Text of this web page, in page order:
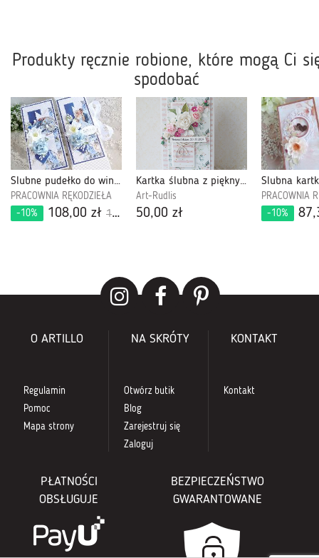
Produkty ręcznie robione, które mogą Ci
spodobać
Ślubne pudełko do wina i kartka 876
PRACOWNIA RĘKODZIEŁA
-10%
108,00 zł 120,00 zł
Kartka ślubna z pięknym bukietem v.2
Art-Rudlis
50,00 zł
PRACOWNIA
-10%
O ARTILLO
Regulamin
Pomoc
Mapa strony
NA SKRÓTY
Otwórz butik
Blog
Zarejestruj się
Zaloguj
KONTAKT
Kontakt
PŁATNOŚCI
OBSŁUGUJE
BEZPIECZEŃSTWO
GWARANTOWANE